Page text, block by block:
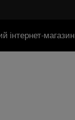
інтернет-магазин